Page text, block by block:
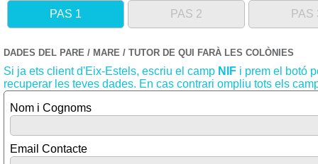
PAS 1 PAS 2 PAS
DADES DEL PARE / MARE / TUTOR DE QUI FARÀ LES COLÒNIES
Si ja ets client d'Eix-Estels, escriu el camp NIF i prem el botó
recuperar les teves dades. En cas contrari ompliu tots els
Nom i Cognoms
Email Contacte